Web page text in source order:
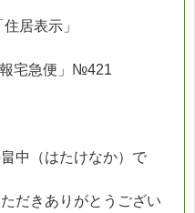
居表示」
報宅急便」№421
中（はたけなか）で
だきありがとうござい